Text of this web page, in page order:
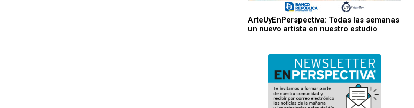
ArteUyEnPerspectiva: Todas las semanas
un nuevo artista en nuestro estudio